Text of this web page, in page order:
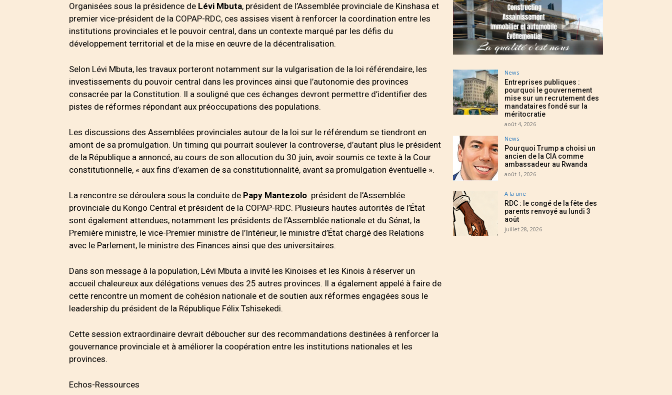
Organisées sous la présidence de Lévi Mbuta, président de l’Assemblée provinciale de Kinshasa et
premier vice-président de la COPAP-RDC, ces assises visent à renforcer la coordination entre les
institutions provinciales et le pouvoir central, dans un contexte marqué par les défis du
développement territorial et de la mise en œuvre de la décentralisation.
Selon Lévi Mbuta, les travaux porteront notamment sur la vulgarisation de la loi référendaire, les
investissements du pouvoir central dans les provinces ainsi que l’autonomie des provinces
consacrée par la Constitution. Il a souligné que ces échanges devront permettre d’identifier des
pistes de réformes répondant aux préoccupations des populations.
Les discussions des Assemblées provinciales autour de la loi sur le référendum se tiendront en
amont de sa promulgation. Un timing qui pourrait soulever la controverse, d’autant plus le président
de la République a annoncé, au cours de son allocution du 30 juin, avoir soumis ce texte à la Cour
constitutionnelle, « aux fins d’examen de sa constitutionnalité, avant sa promulgation éventuelle ».
La rencontre se déroulera sous la conduite de Papy Mantezolo président de l’Assemblée
provinciale du Kongo Central et président de la COPAP-RDC. Plusieurs hautes autorités de l’État
sont également attendues, notamment les présidents de l’Assemblée nationale et du Sénat, la
Première ministre, le vice-Premier ministre de l’Intérieur, le ministre d’État chargé des Relations
avec le Parlement, le ministre des Finances ainsi que des universitaires.
Dans son message à la population, Lévi Mbuta a invité les Kinoises et les Kinois à réserver un
accueil chaleureux aux délégations venues des 25 autres provinces. Il a également appelé à faire de
cette rencontre un moment de cohésion nationale et de soutien aux réformes engagées sous le
leadership du président de la République Félix Tshisekedi.
Cette session extraordinaire devrait déboucher sur des recommandations destinées à renforcer la
gouvernance provinciale et à améliorer la coopération entre les institutions nationales et les
provinces.
Echos-Ressources
News
Entreprises publiques :
pourquoi le gouvernement
mise sur un recrutement des
mandataires fondé sur la
méritocratie
août 4, 2026
News
Pourquoi Trump a choisi un
ancien de la CIA comme
ambassadeur au Rwanda
août 1, 2026
A la une
RDC : le congé de la fête des
parents renvoyé au lundi 3
août
juillet 28, 2026